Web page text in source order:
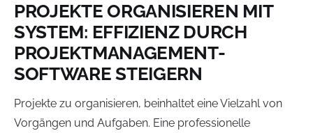
PROJEKTE ORGANISIEREN MIT
SYSTEM: EFFIZIENZ DURCH
PROJEKTMANAGEMENT-
SOFTWARE STEIGERN
Projekte zu organisieren, beinhaltet eine Vielzahl von
Vorgängen und Aufgaben. Eine professionelle